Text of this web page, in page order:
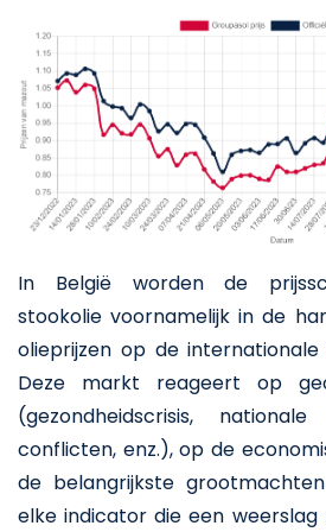
In België worden de
stookolie voornamelijk in de
olieprijzen op de
Deze markt reageert op
(gezondheidscrisis,
conflicten, enz.), op de
de belangrijkste
elke indicator die een weerslag